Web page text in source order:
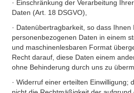
· Einschränkung der Verarbeitung
Daten (Art. 18 DSGVO),
· Datenübertragbarkeit, so dass Ihnen
personenbezogenen Daten in einem
und maschinenlesbaren Format
Recht darauf, diese Daten einem
ohne Behinderung durch uns zu
· Widerruf einer erteilten Einwilligung;